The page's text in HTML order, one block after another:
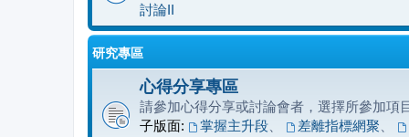
討論II
研究專區
心得分享專區
請參加心得分享或討論會者，選擇所參加項
子版面:
掌握主升段、 差離指標網聚